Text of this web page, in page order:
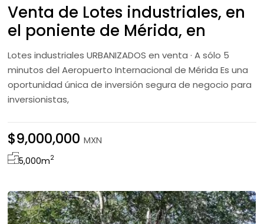
Venta de Lotes industriales, en
el poniente de Mérida, en
parque Industrial,
Lotes industriales URBANIZADOS en venta · A sólo 5
minutos del Aeropuerto Internacional de Mérida Es una
oportunidad única de inversión segura de negocio para
inversionistas,
$9,000,000MXN
5,000m2